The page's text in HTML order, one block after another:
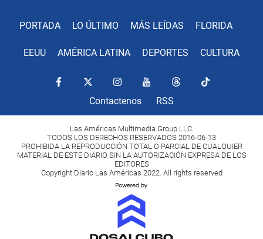
PORTADA LO ÚLTIMO MÁS LEÍDAS FLORIDA
EEUU AMÉRICA LATINA DEPORTES CULTURA
Contactenos RSS
Las Américas Multimedia Group LLC.
TODOS LOS DERECHOS RESERVADOS 2016-06-13
PROHIBIDA LA REPRODUCCIÓN TOTAL O PARCIAL DE CUALQUIER
MATERIAL DE ESTE DIARIO SIN LA AUTORIZACIÓN EXPRESA DE LOS
EDITORES
Copyright Diario Las Américas 2022. All rights reserved